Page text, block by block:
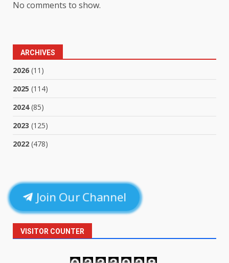
No comments to show.
ARCHIVES
2026 (11)
2025 (114)
2024(85)
2023 (125)
2022 (478)
Join Our Channel
VISITOR COUNTER